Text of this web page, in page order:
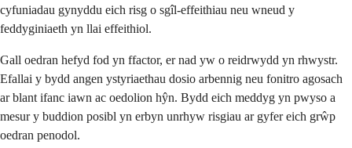
cyfuniadau gynyddu eich risg o sgîl-effeithiau neu wneud y
feddyginiaeth yn llai effeithiol.
Gall oedran hefyd fod yn ffactor, er nad yw o reidrwydd yn rhwystr.
Efallai y bydd angen ystyriaethau dosio arbennig neu fonitro agosach
ar blant ifanc iawn ac oedolion hŷn. Bydd eich meddyg yn pwyso a
mesur y buddion posibl yn erbyn unrhyw risgiau ar gyfer eich grŵp
oedran penodol.